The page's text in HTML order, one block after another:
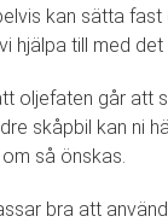
kan sätta fast
hjälpa till med det
oljefaten går att
skåpbil kan ni
så önskas.
bra att